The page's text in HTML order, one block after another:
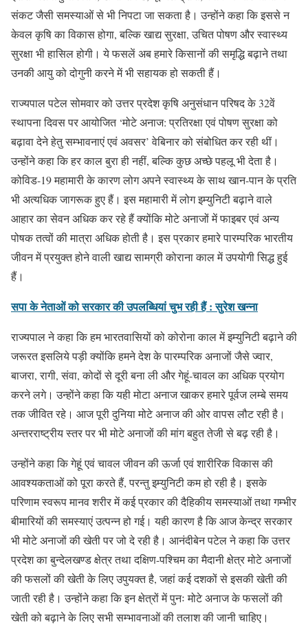
संकट जैसी समस्याओं से भी निपटा जा सकता है। उन्होंने कहा कि इससे न
केवल कृषि का विकास होगा, बल्कि खाद्य सुरक्षा, उचित पोषण और स्वास्थ्य
सुरक्षा भी हासिल होगी। ये फसलें अब हमारे किसानों की समृद्धि बढ़ाने तथा
उनकी आयु को दोगुनी करने में भी सहायक हो सकती हैं।
राज्यपाल पटेल सोमवार को उत्तर प्रदेश कृषि अनुसंधान परिषद के 32वें
स्थापना दिवस पर आयोजित ‘मोटे अनाज: प्रतिरक्षा एवं पोषण सुरक्षा को
बढ़ावा देने हेतु सम्भावनाएं एवं अवसर’ वेबिनार को संबोधित कर रही थीं।
उन्होंने कहा कि हर काल बुरा ही नहीं, बल्कि कुछ अच्छे पहलू भी देता है।
कोविड-19 महामारी के कारण लोग अपने स्वास्थ्य के साथ खान-पान के प्रति
भी अत्यधिक जागरूक हुए हैं। इस महामारी में लोग इम्युनिटी बढ़ाने वाले
आहार का सेवन अधिक कर रहे हैं क्योंकि मोटे अनाजों में फाइबर एवं अन्य
पोषक तत्वों की मात्रा अधिक होती है। इस प्रकार हमारे पारम्परिक भारतीय
जीवन में प्रयुक्त होने वाली खाद्य सामग्री कोराना काल में उपयोगी सिद्ध हुई
हैं।
सपा के नेताओं को सरकार की उपलब्धियां चुभ रही हैं : सुरेश खन्ना
राज्यपाल ने कहा कि हम भारतवासियों को कोरोना काल में इम्युनिटी बढ़ाने की
जरूरत इसलिये पड़ी क्योंकि हमने देश के पारम्परिक अनाजों जैसे ज्वार,
बाजरा, रागी, संवा, कोदों से दूरी बना ली और गेहूं-चावल का अधिक प्रयोग
करने लगे। उन्होंने कहा कि यही मोटा अनाज खाकर हमारे पूर्वज लम्बे समय
तक जीवित रहे। आज पूरी दुनिया मोटे अनाज की ओर वापस लौट रही है।
अन्तरराष्ट्रीय स्तर पर भी मोटे अनाजों की मांग बहुत तेजी से बढ़ रही है।
उन्होंने कहा कि गेहूं एवं चावल जीवन की ऊर्जा एवं शारीरिक विकास की
आवश्यकताओं को पूरा करते हैं, परन्तु इम्युनिटी कम हो रही है। इसके
परिणाम स्वरूप मानव शरीर में कई प्रकार की दैहिकीय समस्याओं तथा गम्भीर
बीमारियों की समस्याएं उत्पन्न हो गई। यही कारण है कि आज केन्द्र सरकार
भी मोटे अनाजों की खेती पर जो दे रही है। आनंदीबेन पटेल ने कहा कि उत्तर
प्रदेश का बुन्देलखण्ड क्षेत्र तथा दक्षिण-पश्चिम का मैदानी क्षेत्र मोटे अनाजों
की फसलों की खेती के लिए उपुयक्त है, जहां कई दशकों से इसकी खेती की
जाती रही है। उन्होंने कहा कि इन क्षेत्रों में पुनः मोटे अनाज के फसलों की
खेती को बढ़ाने के लिए सभी सम्भावनाओं की तलाश की जानी चाहिए।